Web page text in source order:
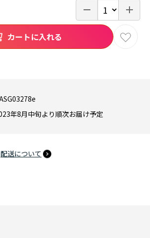
年8月中旬より順次お届け予定
配送について
カートに入れる